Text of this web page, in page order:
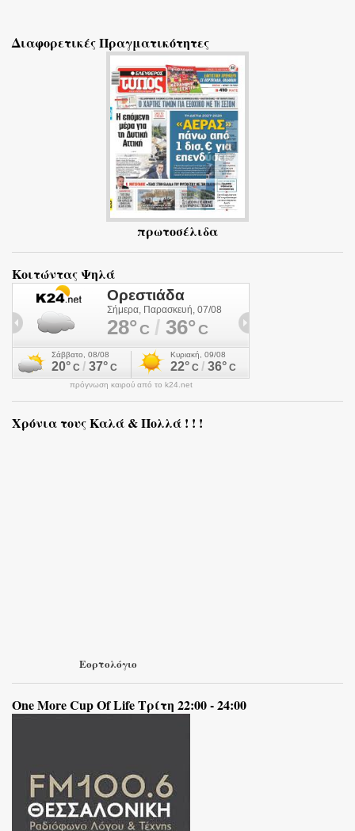
λ
Διαφορετικές Πραγματικότητες
πρωτοσέλιδα
Κοιτώντας Ψηλά
πρόγνωση καιρού από το k24.net
Χρόνια τους Καλά & Πολλά ! ! !
Εορτολόγιο
One More Cup Of Life Τρίτη 22:00 - 24:00